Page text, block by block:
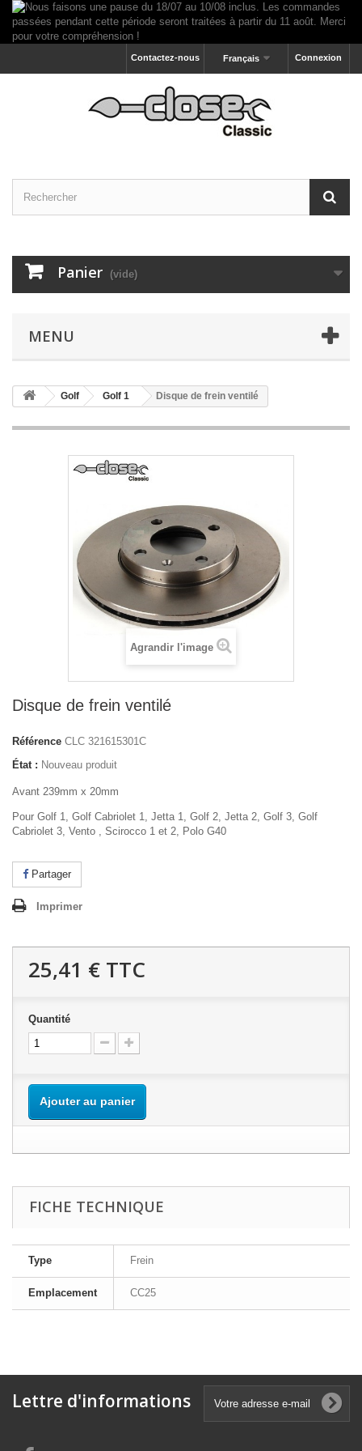
Connexion
Français
Contactez-nous
Panier (vide)
MENU
Golf Golf 1 Disque de frein ventilé
Agrandir l'image
Disque de frein ventilé
Référence CLC 321615301C
État : Nouveau produit
Avant 239mm x 20mm
Pour Golf 1, Golf Cabriolet 1, Jetta 1, Golf 2, Jetta 2, Golf 3, Golf
Cabriolet 3, Vento , Scirocco 1 et 2, Polo G40
Partager
Imprimer
25,41 € TTC
Quantité
Ajouter au panier
FICHE TECHNIQUE
Type Frein
Emplacement CC25
Lettre d'informations